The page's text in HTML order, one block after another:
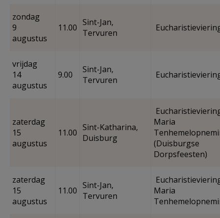
zondag
9
augustus
11.00 Sint-Jan,
Tervuren
vrijdag
14
augustus
9.00
Sint-Jan,
Tervuren
zaterdag
15
augustus
11.00 Sint-Katharina,
Duisburg
Maria
(Duisburgse
Dorpsfeesten)
zaterdag
15
augustus
11.00 Sint-Jan,
Tervuren
Maria